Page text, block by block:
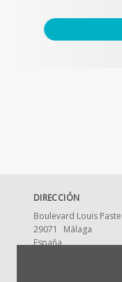
DIRECCIÓN
Boulevard Louis
29071
Málaga
España
CONTACTA CON